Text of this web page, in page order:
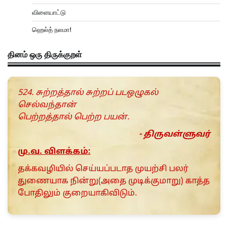
விளையாட்டு
ஹெல்த் நலமா!
தினம் ஒரு திருக்குறள்
524. சுற்றத்தால் சுற்றப் படஒழுகல்
செல்வந்தான்
பெற்றத்தால் பெற்ற பயன்.
- திருவள்ளுவர்
மு.வ. விளக்கம்:
தக்கவழியில் செய்யப்படாத முயற்சி பலர்
துணையாக நின்று(அதை முடிக்குமாறு) காத்த
போதிலும் குறையாகிவிடும்.